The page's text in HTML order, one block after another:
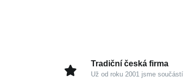
Tradiční česká firma
Už od roku 2001 jsme součástí